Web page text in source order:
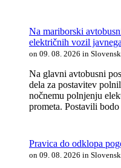
Na mariborski
električnih vozil
on 09. 08. 2026 in
Na glavni avtobusni
dela za postavitev
nočnemu polnjenju
prometa. Postavili
Pravica do odklopa
on 09. 08. 2026 in